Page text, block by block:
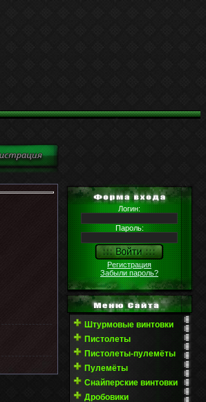
Логин:
Пароль:
Регистрация
Забыли пароль?
Штурмовые винтовки
Пистолеты
Пистолеты-пулемёты
Пулемёты
Снайперские винтовки
Дробовики